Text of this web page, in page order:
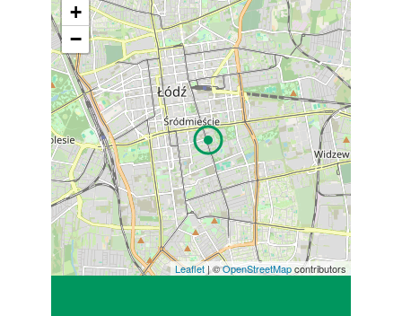
+
−
Leaflet | ©OpenStreetMapcontributors